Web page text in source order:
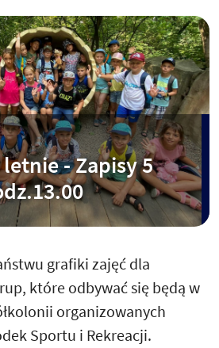
letnie - Zapisy 5
grafiki zajęć dla
które odbywać się będą w
organizowanych
Sportu i Rekreacji.